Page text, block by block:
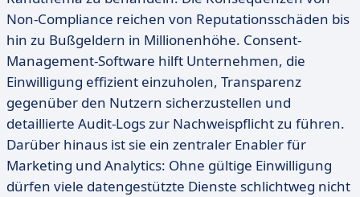
Non-Compliance reichen von Reputationsschäden bis
hin zu Bußgeldern in Millionenhöhe. Consent-
Management-Software hilft Unternehmen, die
Einwilligung effizient einzuholen, Transparenz
gegenüber den Nutzern sicherzustellen und
detaillierte Audit-Logs zur Nachweispflicht zu führen.
Darüber hinaus ist sie ein zentraler Enabler für
Marketing und Analytics: Ohne gültige Einwilligung
dürfen viele datengestützte Dienste schlichtweg nicht